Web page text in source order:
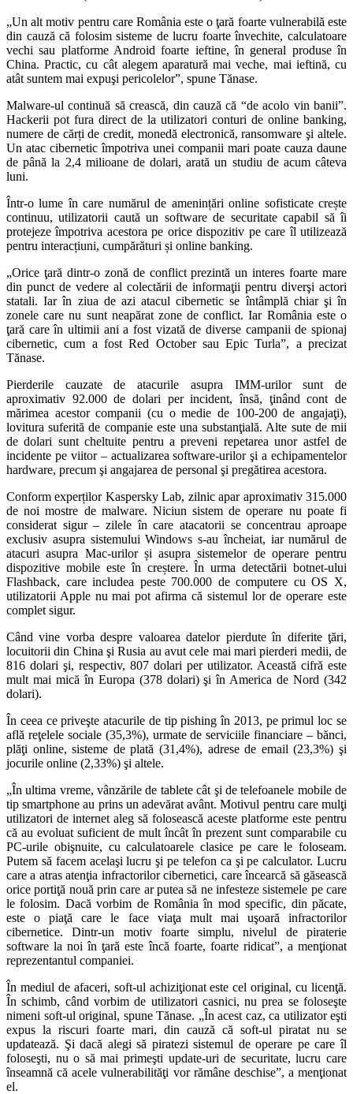
„Un alt motiv pentru care România este o ţară foarte vulnerabilă este
din cauză că folosim sisteme de lucru foarte învechite, calculatoare
vechi sau platforme Android foarte ieftine, în general produse în
China. Practic, cu cât alegem aparatură mai veche, mai ieftină, cu
atât suntem mai expuşi pericolelor”, spune Tănase.
Malware-ul continuă să crească, din cauză că “de acolo vin banii”.
Hackerii pot fura direct de la utilizatori conturi de online banking,
numere de cărți de credit, monedă electronică, ransomware şi altele.
Un atac cibernetic împotriva unei companii mari poate cauza daune
de până la 2,4 milioane de dolari, arată un studiu de acum câteva
luni.
Într-o lume în care numărul de amenințări online sofisticate crește
continuu, utilizatorii caută un software de securitate capabil să îi
protejeze împotriva acestora pe orice dispozitiv pe care îl utilizează
pentru interacțiuni, cumpărături și online banking.
„Orice ţară dintr-o zonă de conflict prezintă un interes foarte mare
din punct de vedere al colectării de informaţii pentru diverşi actori
statali. Iar în ziua de azi atacul cibernetic se întâmplă chiar şi în
zonele care nu sunt neapărat zone de conflict. Iar România este o
ţară care în ultimii ani a fost vizată de diverse campanii de spionaj
cibernetic, cum a fost Red October sau Epic Turla”, a precizat
Tănase.
Pierderile cauzate de atacurile asupra IMM-urilor sunt de
aproximativ 92.000 de dolari per incident, însă, ţinând cont de
mărimea acestor companii (cu o medie de 100-200 de angajaţi),
lovitura suferită de companie este una substanţială. Alte sute de mii
de dolari sunt cheltuite pentru a preveni repetarea unor astfel de
incidente pe viitor – actualizarea software-urilor şi a echipamentelor
hardware, precum şi angajarea de personal şi pregătirea acestora.
Conform experților Kaspersky Lab, zilnic apar aproximativ 315.000
de noi mostre de malware. Niciun sistem de operare nu poate fi
considerat sigur – zilele în care atacatorii se concentrau aproape
exclusiv asupra sistemului Windows s-au încheiat, iar numărul de
atacuri asupra Mac-urilor și asupra sistemelor de operare pentru
dispozitive mobile este în creștere. În urma detectării botnet-ului
Flashback, care includea peste 700.000 de computere cu OS X,
utilizatorii Apple nu mai pot afirma că sistemul lor de operare este
complet sigur.
Când vine vorba despre valoarea datelor pierdute în diferite ţări,
locuitorii din China şi Rusia au avut cele mai mari pierderi medii, de
816 dolari şi, respectiv, 807 dolari per utilizator. Această cifră este
mult mai mică în Europa (378 dolari) şi în America de Nord (342
dolari).
În ceea ce priveşte atacurile de tip pishing în 2013, pe primul loc se
află reţelele sociale (35,3%), urmate de serviciile financiare – bănci,
plăţi online, sisteme de plată (31,4%), adrese de email (23,3%) şi
jocurile online (2,33%) şi altele.
„În ultima vreme, vânzările de tablete cât şi de telefoanele mobile de
tip smartphone au prins un adevărat avânt. Motivul pentru care mulţi
utilizatori de internet aleg să folosească aceste platforme este pentru
că au evoluat suficient de mult încât în prezent sunt comparabile cu
PC-urile obişnuite, cu calculatoarele clasice pe care le foloseam.
Putem să facem acelaşi lucru şi pe telefon ca şi pe calculator. Lucru
care a atras atenţia infractorilor cibernetici, care încearcă să găsească
orice portiţă nouă prin care ar putea să ne infesteze sistemele pe care
le folosim. Dacă vorbim de România în mod specific, din păcate,
este o piaţă care le face viaţa mult mai uşoară infractorilor
cibernetice. Dintr-un motiv foarte simplu, nivelul de piraterie
software la noi în ţară este încă foarte, foarte ridicat”, a menţionat
reprezentantul companiei.
În mediul de afaceri, soft-ul achiziţionat este cel original, cu licenţă.
În schimb, când vorbim de utilizatori casnici, nu prea se foloseşte
nimeni soft-ul original, spune Tănase. „În acest caz, ca utilizator eşti
expus la riscuri foarte mari, din cauză că soft-ul piratat nu se
updatează. Şi dacă alegi să piratezi sistemul de operare pe care îl
foloseşti, nu o să mai primeşti update-uri de securitate, lucru care
înseamnă că acele vulnerabilităţi vor rămâne deschise”, a menţionat
el.